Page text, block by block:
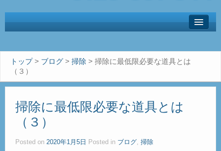
トップ
– Top –
ご利用案内
– User guide –
サイズ料金
Ｑ＆Ａ
ご見学
トップ> ブログ > 掃除 > 掃除に最低限必要な道具とは
（３）
掃除に最低限必要な道具とは
（３）
Posted on 2020年1月5日 Posted in ブログ, 掃除